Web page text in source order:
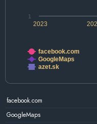
2023
1
facebook.com
GoogleMaps
azet.sk
facebook.com
GoogleMaps